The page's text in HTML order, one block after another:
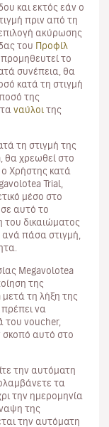
και εκτός εάν ο
πριν από τη
ακύρωσης
του Προφίλ
το
συνέπεια, θα
κατά τη στιγμή
της
ναύλοι της
τη στιγμή της
θα χρεωθεί στο
Χρήστης κατά
Trial,
μέσο στο
σε αυτό το
του δικαιώματος
πάσα στιγμή,
Megavolotea
της
τη λήξη της
να
του voucher,
σκοπό αυτό στο
την αυτόματη
τα
την ημερομηνία
της
την αυτόματη